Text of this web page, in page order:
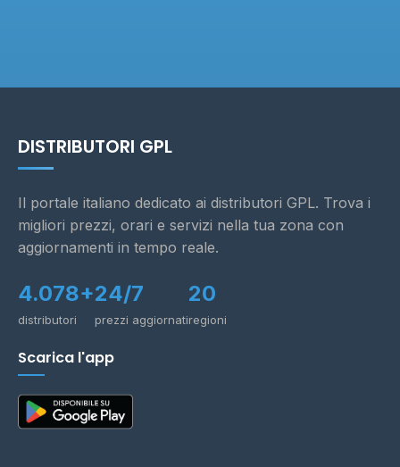
DISTRIBUTORI GPL
Il portale italiano dedicato ai distributori GPL. Trova i
migliori prezzi, orari e servizi nella tua zona con
aggiornamenti in tempo reale.
4.078+
distributori
24/7
prezzi aggiornati
20
regioni
Scarica l'app